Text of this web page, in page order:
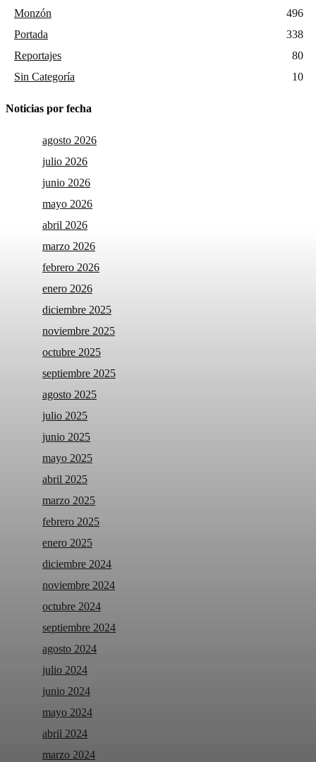
Monzón
496
Portada
338
Reportajes
80
Sin Categoría
10
Noticias por fecha
agosto 2026
julio 2026
junio 2026
mayo 2026
abril 2026
marzo 2026
febrero 2026
enero 2026
diciembre 2025
noviembre 2025
octubre 2025
septiembre 2025
agosto 2025
julio 2025
junio 2025
mayo 2025
abril 2025
marzo 2025
febrero 2025
enero 2025
diciembre 2024
noviembre 2024
octubre 2024
septiembre 2024
agosto 2024
julio 2024
junio 2024
mayo 2024
abril 2024
marzo 2024